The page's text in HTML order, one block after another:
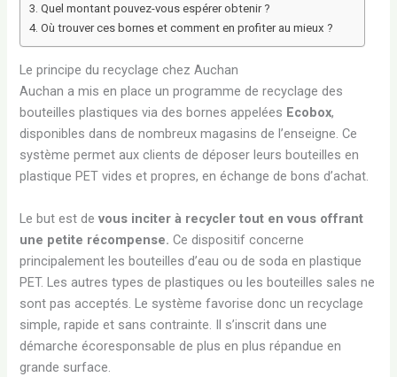
Quel montant pouvez-vous espérer obtenir ?
Où trouver ces bornes et comment en profiter au mieux ?
Le principe du recyclage chez Auchan
Auchan a mis en place un programme de recyclage des
bouteilles plastiques via des bornes appelées Ecobox,
disponibles dans de nombreux magasins de l’enseigne. Ce
système permet aux clients de déposer leurs bouteilles en
plastique PET vides et propres, en échange de bons d’achat.
Le but est devous inciter à recycler tout en vous offrant
une petite récompense. Ce dispositif concerne
principalement les bouteilles d’eau ou de soda en plastique
PET. Les autres types de plastiques ou les bouteilles sales ne
sont pas acceptés. Le système favorise donc un recyclage
simple, rapide et sans contrainte. Il s’inscrit dans une
démarche écoresponsable de plus en plus répandue en
grande surface.